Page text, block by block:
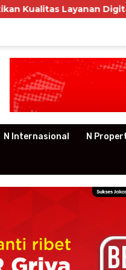
Digital, JakOne
N Internasional N